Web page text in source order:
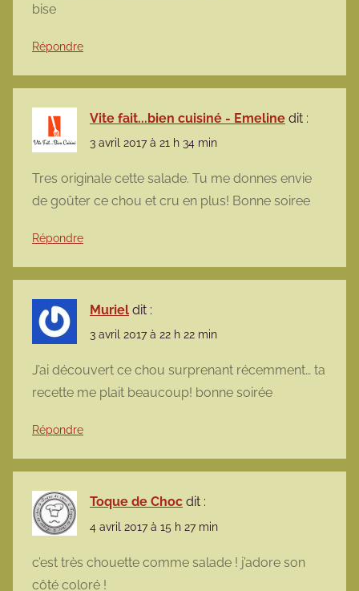
bise
Répondre
Vite fait...bien cuisiné - Emeline dit :
3 avril 2017 à 21 h 34 min
Tres originale cette salade. Tu me donnes envie
de goûter ce chou et cru en plus! Bonne soiree
Répondre
Muriel dit :
3 avril 2017 à 22 h 22 min
J’ai découvert ce chou surprenant récemment… ta
recette me plait beaucoup! bonne soirée
Répondre
Toque de Choc dit :
4 avril 2017 à 15 h 27 min
c’est très chouette comme salade ! j’adore son
côté coloré !